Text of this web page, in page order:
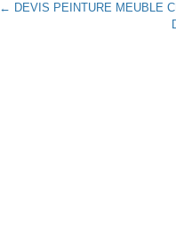
← DEVIS PEINTURE MEUBLE